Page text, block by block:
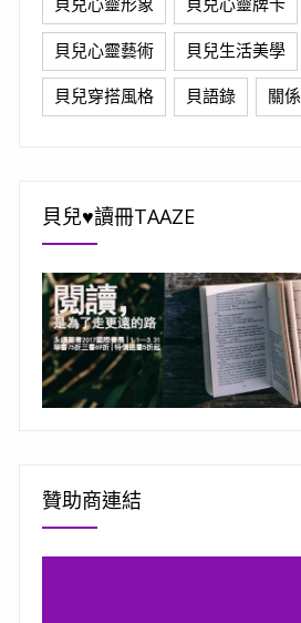
貝兒心靈藝術 貝兒生活美學
貝兒穿搭風格 貝語錄 關係
貝兒♥讀冊TAAZE
贊助商連結